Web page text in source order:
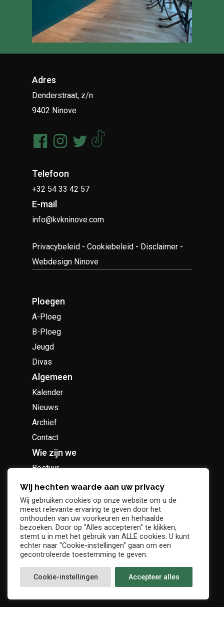
Adres
Denderstraat, z/n
9402 Ninove
Telefoon
+32 54 33 42 57
E-mail
info@kvkninove.com
Privacybeleid -Cookiebeleid - Disclaimer -
Webdesign Ninove
Ploegen
A-Ploeg
B-Ploeg
Jeugd
Divas
Algemeen
Kalender
Nieuws
Archief
Contact
Wie zijn we
Bestuur
Geschiedenis
Supportersclub
Socio Business Club
Wij hechten waarde aan uw privacy
Wij gebruiken cookies op onze website om u de
meest relevante ervaring te geven door het
onthouden van uw voorkeuren en herhaalde
bezoeken. Door op "Alles accepteren" te klikken,
stemt u in met het gebruik van ALLE cookies. U kunt
echter naar "Cookie-instellingen" gaan om een
gecontroleerde toestemming te geven.
Cookie-instellingen Accepteer alles